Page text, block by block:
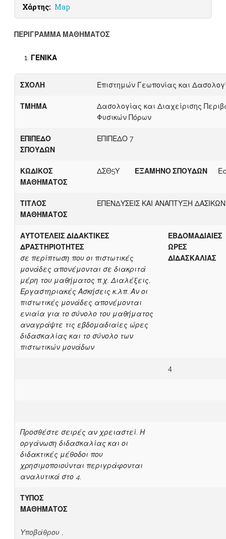
Χάρτης: Map
ΠΕΡΙΓΡΑΜΜΑ ΜΑΘΗΜΑΤΟΣ
ΓΕΝΙΚΑ
ΣΧΟΛΗ Επιστημών Γεωπονίας και
ΤΜΗΜΑ
Δασολογίας και Διαχείρισης
Φυσικών Πόρων
ΕΠΙΠΕΔΟ
ΣΠΟΥΔΩΝ
ΕΠΙΠΕΔΟ 7
ΚΩΔΙΚΟΣ
ΜΑΘΗΜΑΤΟΣ
ΔΣΘ5Υ ΕΞΑΜΗΝΟ ΣΠΟΥΔΩΝ
ΤΙΤΛΟΣ
ΜΑΘΗΜΑΤΟΣ
ΕΠΕΝΔΥΣΕΙΣ ΚΑΙ ΑΝΑΠΤΥΞΗ
ΑΥΤΟΤΕΛΕΙΣ ΔΙΔΑΚΤΙΚΕΣ
ΔΡΑΣΤΗΡΙΟΤΗΤΕΣ
σε περίπτωση που οι πιστωτικές
μονάδες απονέμονται σε διακριτά
μέρη του μαθήματος π.χ. Διαλέξεις,
Εργαστηριακές Ασκήσεις κ.λπ. Αν οι
πιστωτικές μονάδες απονέμονται
ενιαία για το σύνολο του μαθήματος
αναγράψτε τις εβδομαδιαίες ώρες
διδασκαλίας και το σύνολο των
πιστωτικών μονάδων
ΕΒΔΟΜΑΔΙΑΙΕΣ
ΩΡΕΣ
ΔΙΔΑΣΚΑΛΙΑΣ
4
Προσθέστε σειρές αν χρειαστεί. Η
οργάνωση διδασκαλίας και οι
διδακτικές μέθοδοι που
χρησιμοποιούνται περιγράφονται
αναλυτικά στο 4.
ΤΥΠΟΣ
ΜΑΘΗΜΑΤΟΣ
Υποβάθρου ,